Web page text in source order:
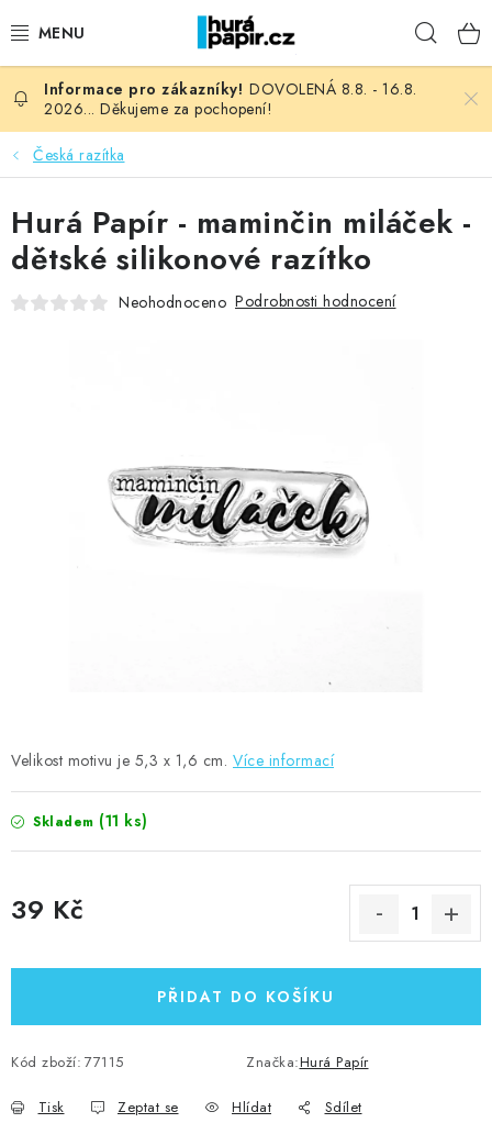
na
NOVINKY
HURÁ DÍLNA
VŠECHNO ZBOŽÍ
KNIHAŘSKÝ MATERIÁL
MOJE OBJEDNÁVKA
Ověřování recenzí
DOVOLENÁ 8.8. - 16.8.
2026... Děkujeme za pochopení!
Česká razítka
Velikost motivu je 5,3 x 1,6 cm. Více informací
Skladem (11 ks)
39 Kč
PŘIDAT DO KOŠÍKU
Kód zboží: 77115 Značka:Hurá Papír
Tisk Zeptat se Hlídat Sdílet
Hurá Papír - maminčin miláček -
dětské silikonové razítko
Neohodnoceno Podrobnosti hodnocení